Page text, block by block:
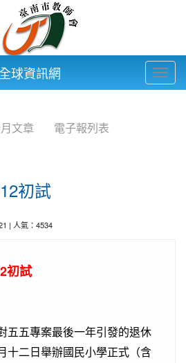
球資訊網
文章 電子報列表
初試
| 人氣：4534
初試
五五專案最後一年引發的退休
十二日舉辦國民小學正式（含